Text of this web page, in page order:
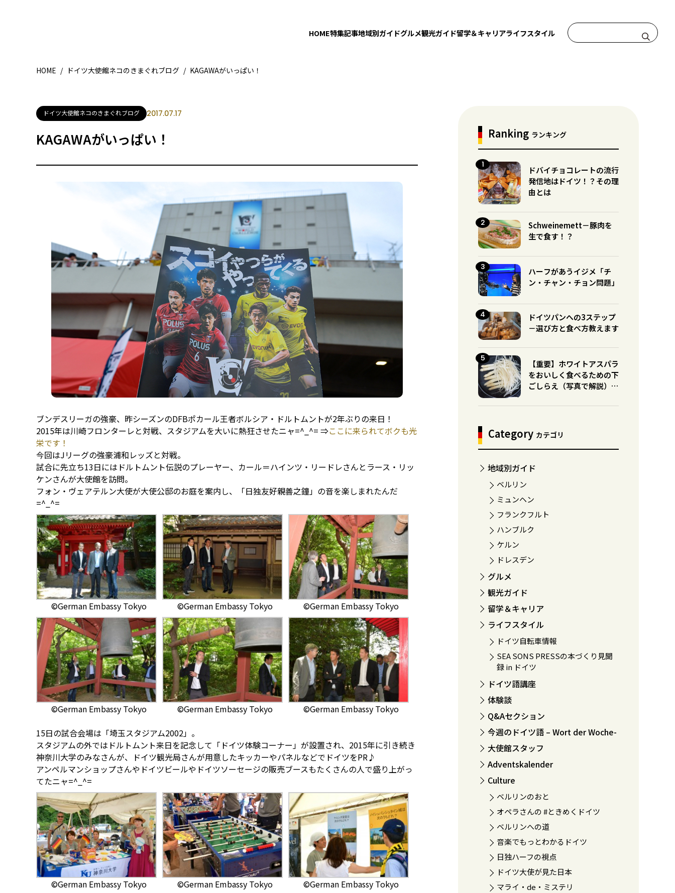
HOME特集記事地域別ガイドグルメ観光ガイド留学＆キャリアライフスタイル
HOME / ドイツ大使館ネコのきまぐれブログ / KAGAWAがいっぱい！
ドイツ大使館ネコのきまぐれブログ 2017.07.17
KAGAWAがいっぱい！
ブンデスリーガの強豪、昨シーズンのDFBポカール王者ボルシア・ドルトムントが2年ぶりの来日！
2015年は川崎フロンターレと対戦、スタジアムを大いに熱狂させたニャ=^_^= ⇒ここに来られてボクも光
栄です！
今回はJリーグの強豪浦和レッズと対戦。
試合に先立ち13日にはドルトムント伝説のプレーヤー、カール＝ハインツ・リードレさんとラース・リッ
ケンさんが大使館を訪問。
フォン・ヴェアテルン大使が大使公邸のお庭を案内し、「日独友好親善之鐘」の音を楽しまれたんだ
=^_^=
©German Embassy Tokyo ©German Embassy Tokyo ©German Embassy Tokyo
©German Embassy Tokyo ©German Embassy Tokyo
©German Embassy Tokyo
15日の試合会場は「埼玉スタジアム2002」。
スタジアムの外ではドルトムント来日を記念して「ドイツ体験コーナー」が設置され、2015年に引き続き
神奈川大学のみなさんが、ドイツ観光局さんが用意したキッカーやパネルなどでドイツをPR♪
アンペルマンショップさんやドイツビールやドイツソーセージの販売ブースもたくさんの人で盛り上がっ
てたニャ=^_^=
©German Embassy Tokyo ©German Embassy Tokyo ©German Embassy Tokyo
Ranking ランキング
ドバイチョコレートの流行
発信地はドイツ！？その理
由とは
Schweinemett－豚肉を
生で食す！？
ハーフがあうイジメ「チ
ン・チャン・チョン問題」
ドイツパンへの3ステップ
－選び方と食べ方教えます
【重要】ホワイトアスパラ
をおいしく食べるための下
ごしらえ（写真で解説）※
Category カテゴリ
地域別ガイド
ベルリン
ミュンヘン
フランクフルト
ハンブルク
ケルン
ドレスデン
グルメ
観光ガイド
留学＆キャリア
ライフスタイル
ドイツ自転車情報
SEA SONS PRESSの本づくり見聞
録 in ドイツ
ドイツ語講座
体験談
Q&Aセクション
今週のドイツ語 – Wort der Woche-
大使館スタッフ
Adventskalender
Culture
ベルリンのおと
オペラさんの #ときめくドイツ
ベルリンへの道
音楽でもっとわかるドイツ
日独ハーフの視点
ドイツ大使が見た日本
マライ・de・ミステリ